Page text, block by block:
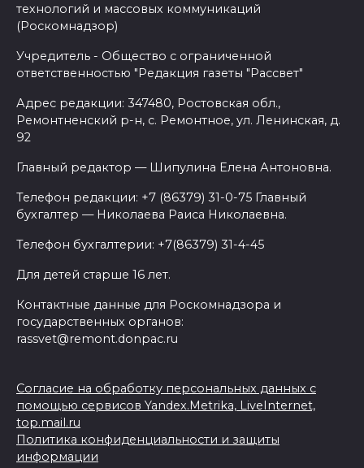
технологий и массовых коммуникаций
(Роскомнадзор)
Учредитель - Общество с ограниченной
ответственностью "Редакция газеты "Рассвет"
Адрес редакции: 347480, Ростовская обл.,
Ремонтненский р-н, с. Ремонтное, ул. Ленинская, д.
92
Главный редактор — Шипулина Елена Антоновна.
Телефон редакции: +7 (86379) 31-0-75 Главный
бухгалтер — Николаева Раиса Николаевна.
Телефон бухгалтерии: +7(86379) 31-4-45
Для детей старше 16 лет.
Контактные данные для Роскомнадзора и
государственных органов:
rassvet@remont.donpac.ru
Согласие на обработку персональных данных с
помощью сервисов Yandex.Metrika, LiveInternet,
top.mail.ru
Политика конфиденциальности и защиты
информации